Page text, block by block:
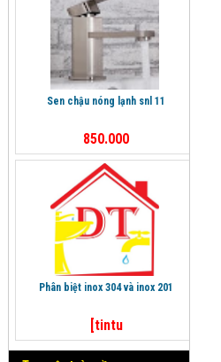
sen chậu nóng lạnh snl 11
850.000
phân biệt inox 304 và inox 201
[tintu